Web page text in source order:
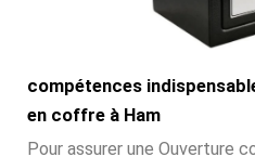
compétences
en coffre à Ham
Pour assurer une Ouverture